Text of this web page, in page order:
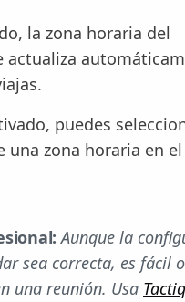
la zona horaria del
actualiza
puedes
una zona horaria en
Aunque la
sea correcta, es fácil
una reunión. Usa Tactiq